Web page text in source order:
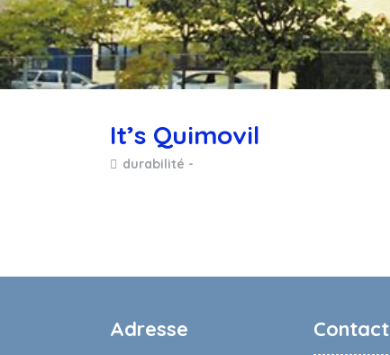
It’s Quimovil
durabilité
Adresse Contact